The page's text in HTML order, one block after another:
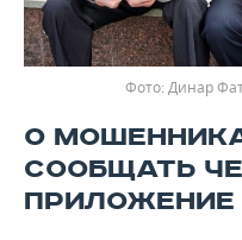
Динар
О
СООБЩАТЬ
ПРИЛОЖЕНИЕ